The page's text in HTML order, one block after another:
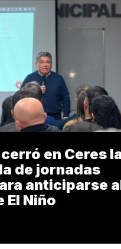
en Ceres
de jornadas
anticiparse
El Niño